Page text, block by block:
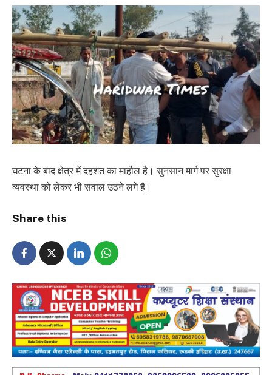
घटना के बाद क्षेत्र में दहशत का माहौल है। सुनसान मार्ग पर सुरक्षा
व्यवस्था को लेकर भी सवाल उठने लगे हैं।
Share this